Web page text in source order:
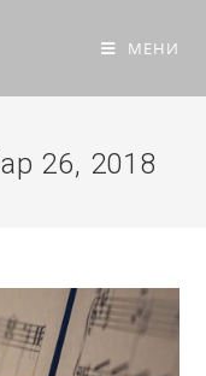
МЕНИ
26, 2018